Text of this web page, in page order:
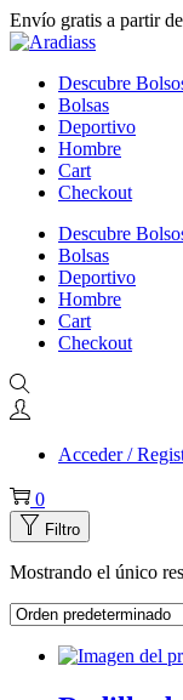
Envío gratis a partir
Saltar
navegación
Saltar
contenidoDescubre
Bolsas
Deportivo
Hombre
Cart
Checkout
Descubre
Bolsas
Deportivo
Hombre
Cart
Checkout
Acceder /
0
Filtro
Mostrando el único